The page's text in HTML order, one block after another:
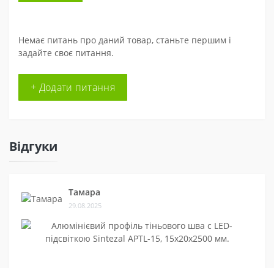
Немає питань про даний товар, станьте першим і
задайте своє питання.
+ Додати питання
Відгуки
Тамара
29.08.2025